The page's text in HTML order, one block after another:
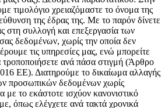
τιμολόγιο χρειαζόμαστε το όνομα της
της έδρας της. Με το παρόν δίνετε
στη συλλογή και επεξεργασία των
δεδομένων, χωρίς την οποία δεν
τις υπηρεσίες μας, ενώ μπορείτε
τροποποιήσετε ανά πάσα στιγμή (Άρθρο
ΕΕ). Διατηρούμε το δικαίωμα αλλαγής
προσωπικών δεδομένων χωρίς
το εκάστοτε ισχύον κανονιστικό
όπως ελέγχετε ανά τακτά χρονικά